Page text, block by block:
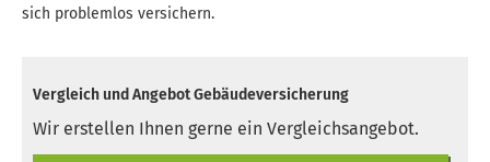
sich problemlos ver­sichern.
Vergleich und Angebot Ge­bäude­ver­si­che­rung
Wir erstellen Ihnen gerne ein Vergleichsangebot.